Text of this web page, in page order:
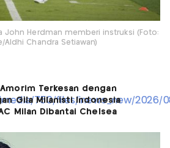
John Herdman memberi instruksi (Foto:
Aldhi Chandra Setiawan)
Amorim Terkesan dengan
Gila Milanisti Indonesia
Milan Dibantai Chelsea